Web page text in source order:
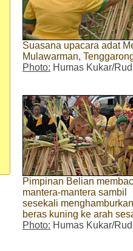
Suasana upacara adat
Mulawarman,
Photo: Humas Kukar/
Pimpinan Belian
mantera-mantera sambil
sesekali menghamburkan
beras kuning ke arah
Photo: Humas Kukar/